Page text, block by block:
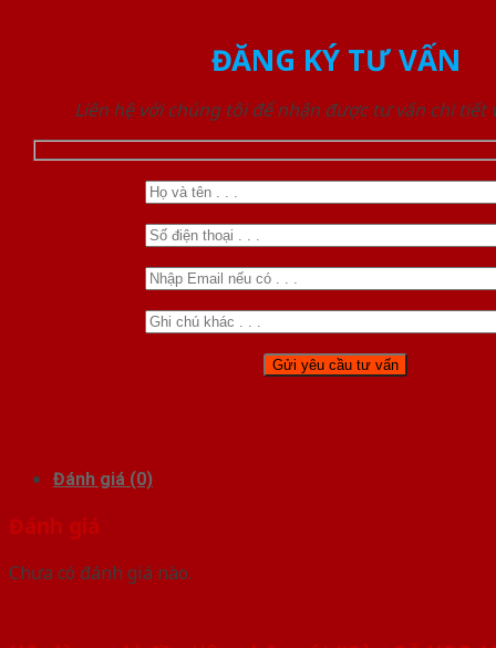
ĐĂNG KÝ TƯ VẤN
Liên hệ với chúng tôi để nhận được tư vấn chi tiết
Đánh giá (0)
Đánh giá
Chưa có đánh giá nào.